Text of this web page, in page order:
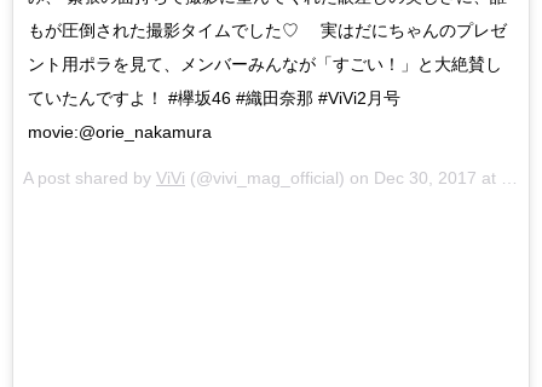
もが圧倒された撮影タイムでした♡ 実はだにちゃんのプレゼ
ント用ポラを見て、メンバーみんなが「すごい！」と大絶賛し
ていたんですよ！ #欅坂46 #織田奈那 #ViVi2月号
movie:@orie_nakamura
A post shared by ViVi (@vivi_mag_official) on Dec 30, 2017 at 1:24am PST